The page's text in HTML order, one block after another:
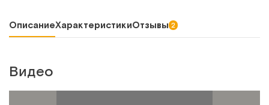
ОписаниеХарактеристикиОтзывы 2
Видео